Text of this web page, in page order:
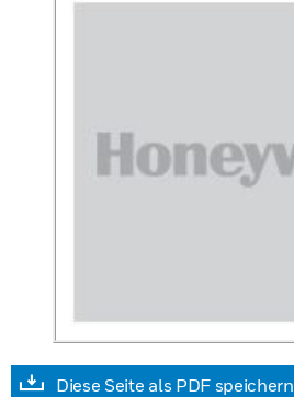
Diese Seite als PDF speichern